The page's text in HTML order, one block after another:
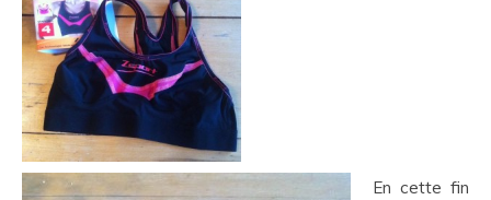
En cette fin